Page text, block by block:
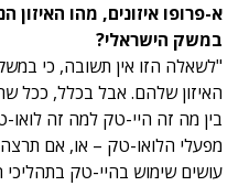
א-פרופו איזונים, מהו האיזון
במשק הישראלי?
"לשאלה הזו אין תשובה, כי
האיזון שלהם. אבל בכלל, ככל
בין מה זה היי-טק למה זה
מפעלי הלואו-טק – או, אם
עושים שימוש בהיי-טק בתהליכי